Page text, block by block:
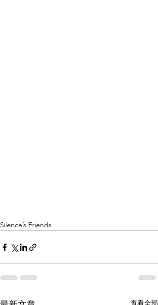
Silence’s Friends
查看全部